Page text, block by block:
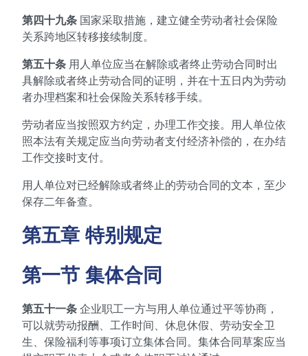
第四十九条 国家采取措施，建立健全劳动者社会保险
关系跨地区转移接续制度。
第五十条 用人单位应当在解除或者终止劳动合同时出
具解除或者终止劳动合同的证明，并在十五日内为劳动
者办理档案和社会保险关系转移手续。
劳动者应当按照双方约定，办理工作交接。用人单位依
照本法有关规定应当向劳动者支付经济补偿的，在办结
工作交接时支付。
用人单位对已经解除或者终止的劳动合同的文本，至少
保存二年备查。
第五章 特别规定
第一节 集体合同
第五十一条 企业职工一方与用人单位通过平等协商，
可以就劳动报酬、工作时间、休息休假、劳动安全卫
生、保险福利等事项订立集体合同。集体合同草案应当